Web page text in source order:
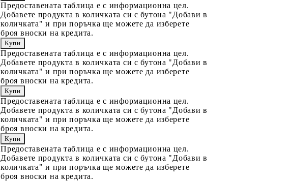
Предоставената таблица е с информационна цел.
Добавете продукта в количката си с бутона "Добави в
количката" и при поръчка ще можете да изберете
броя вноски на кредита.
Предоставената таблица е с информационна цел.
Добавете продукта в количката си с бутона "Добави в
количката" и при поръчка ще можете да изберете
броя вноски на кредита.
Предоставената таблица е с информационна цел.
Добавете продукта в количката си с бутона "Добави в
количката" и при поръчка ще можете да изберете
броя вноски на кредита.
Предоставената таблица е с информационна цел.
Добавете продукта в количката си с бутона "Добави в
количката" и при поръчка ще можете да изберете
броя вноски на кредита.